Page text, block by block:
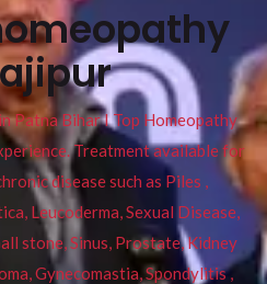
Patna Bihar I Top Homeopathy
Treatment available for
disease such as Piles ,
Leucoderma, Sexual Disease,
stone, Sinus, Prostate, Kidney
Gynecomastia, Spondylitis ,